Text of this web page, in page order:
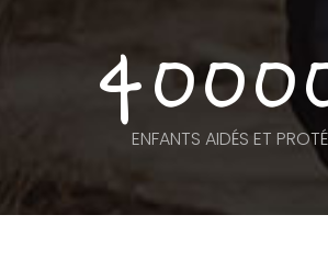
ENFANTS AIDÉS ET